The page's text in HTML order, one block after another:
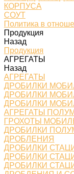
КОРПУСА
СОУТ
Политика в
Продукция
Назад
Продукция
АГРЕГАТЫ
Назад
АГРЕГАТЫ
ДРОБИЛКИ
ДРОБИЛКИ
ДРОБИЛКИ
АГРЕГАТЫ
ГРОХОТЫ
ДРОБИЛКИ
ДРОБЛЕНИЯ
ДРОБИЛКИ
ДРОБИЛКИ
ДРОБИЛКИ